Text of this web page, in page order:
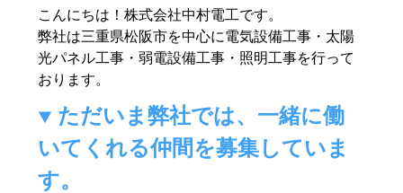
こんにちは！株式会社中村電工です。
弊社は三重県松阪市を中心に電気設備工事・太陽
光パネル工事・弱電設備工事・照明工事を行って
おります。
ただいま弊社では、一緒に働
いてくれる仲間を募集していま
す。